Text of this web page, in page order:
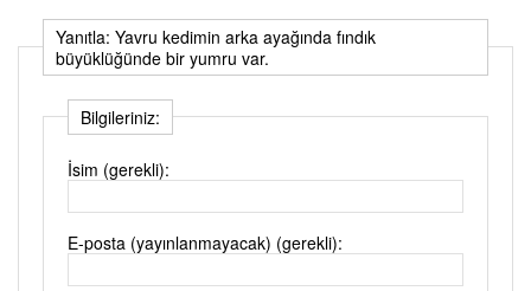
Yanıtla: Yavru kedimin arka ayağında fındık
büyüklüğünde bir yumru var.
Bilgileriniz:
İsim (gerekli):
E-posta (yayınlanmayacak) (gerekli):